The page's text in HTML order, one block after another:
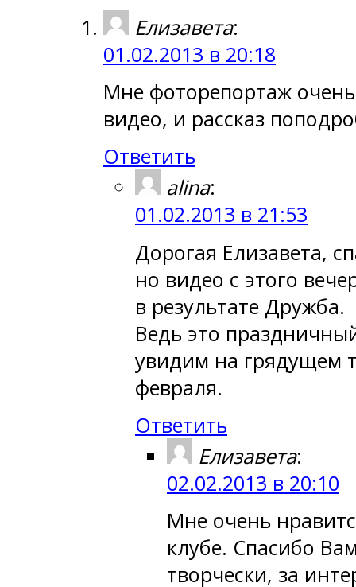
Елизавета:
01.02.2013 в 20:18
Мне фоторепортаж
видео, и рассказ
Ответить
alina:
01.02.2013 в 21:53
Дорогая Елизавета,
но видео с этого
в результате Дружба.
Ведь это
увидим на грядущем
февраля.
Ответить
Елизавета:
02.02.2013 в 20:10
Мне очень
клубе. Спасибо
творчески, за